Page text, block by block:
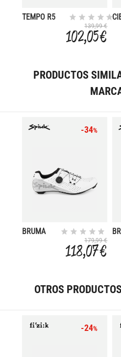
TEMPO R5
139,99 €
102,05 €
PRODUCTOS
-34%
BRUMA
179,99 €
118,07 €
OTROS
-24%